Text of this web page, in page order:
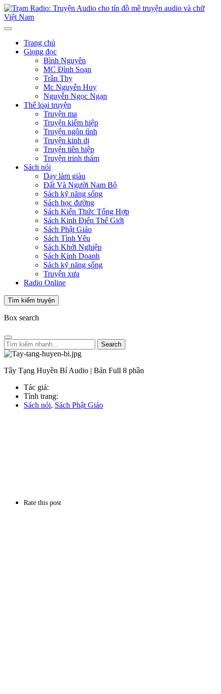
Trang chủ
Giọng đọc
Bình Nguyên
MC Đình Soạn
Trần Thy
Mc Nguyễn Huy
Nguyễn Ngọc Ngạn
Thể loại truyện
Truyện ma
Truyện kiếm hiệp
Truyện ngôn tình
Truyện kinh dị
Truyện tiên hiệp
Truyện trinh thám
Sách nói
Dạy làm giàu
Đất Và Người Nam Bộ
Sách kỹ năng sống
Sách học đường
Sách Kiến Thức Tổng Hợp
Sách Kinh Điển Thế Giới
Sách Phật Giáo
Sách Tình Yêu
Sách Khởi Nghiệp
Sách Kinh Doanh
Sách kỹ năng sống
Truyện xưa
Radio Online
Tìm kiếm truyện
Box search
Search
Tây Tạng Huyền Bí Audio | Bản Full 8 phần
Tác giả:
Tình trang:
Sách nói, Sách Phật Giáo
Rate this post